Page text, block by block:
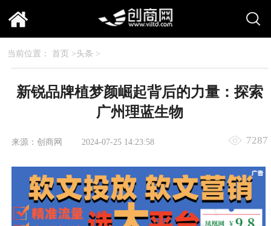
当前位置： 首页 >头条 >
新锐品牌植梦颜崛起背后的力量：探索
广州理蓝生物
来源：创商网 2024-07-25 14:23:58 7287